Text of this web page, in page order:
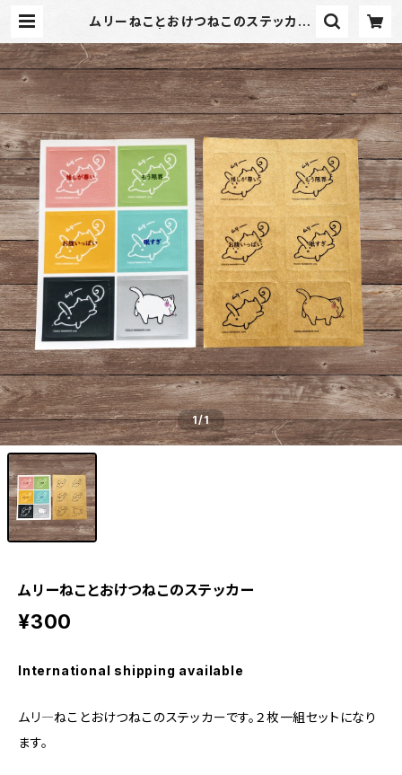
ムリーねことおけつねこのステッカー
1/1
ムリーねことおけつねこのステッカー
¥300
International shipping available
ムリ―ねことおけつねこのステッカーです。２枚一組セットになり
ます。